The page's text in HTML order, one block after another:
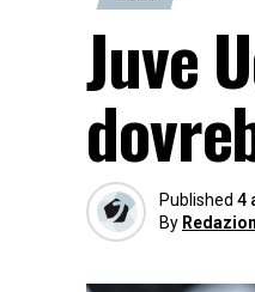
Juve
Published 4
By